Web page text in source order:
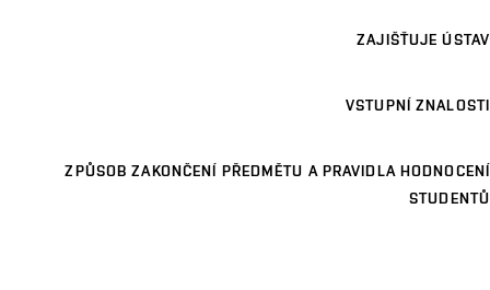
ZAJIŠŤUJE ÚSTAV
VSTUPNÍ ZNALOSTI
ZPŮSOB ZAKONČENÍ PŘEDMĚTU A PRAVIDLA HODNOCENÍ
STUDENTŮ